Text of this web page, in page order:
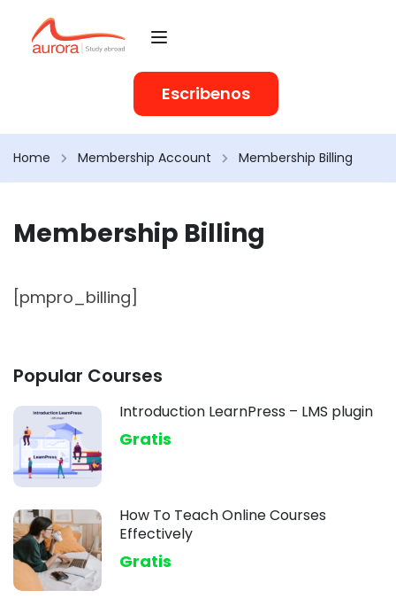
Escribenos
Home Membership Account Membership Billing
Membership Billing
[pmpro_billing]
Popular Courses
Introduction LearnPress – LMS plugin
Gratis
How To Teach Online Courses
Effectively
Gratis